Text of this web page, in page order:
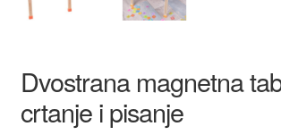
Dvostrana magnetna
crtanje i pisanje